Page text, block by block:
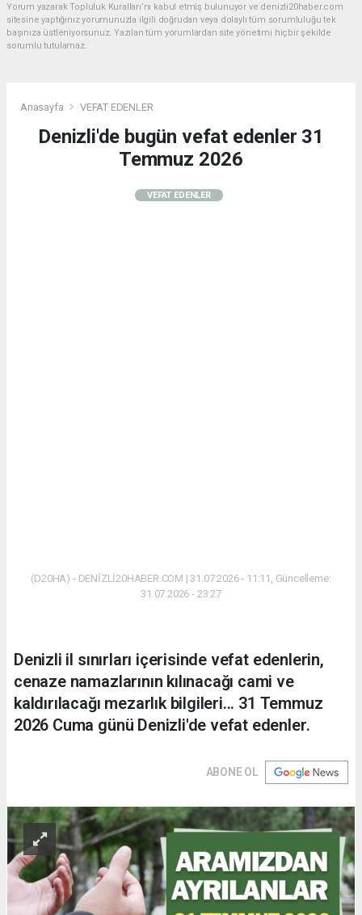
Yorum yazarak Topluluk Kuralları’nı kabul etmiş bulunuyor ve denizli20haber.com
sitesine yaptığınız yorumunuzla ilgili doğrudan veya dolaylı tüm sorumluluğu tek
başınıza üstleniyorsunuz. Yazılan tüm yorumlardan site yönetimi hiçbir şekilde
sorumlu tutulamaz.
Anasayfa VEFAT EDENLER
Denizli'de bugün vefat edenler 31
Temmuz 2026
VEFAT EDENLER
(D20HA) - DENİZLİ20HABER.COM | 31.07.2026 - 11:11, Güncelleme:
31.07.2026 - 23:27
Denizli il sınırları içerisinde vefat edenlerin,
cenaze namazlarının kılınacağı cami ve
kaldırılacağı mezarlık bilgileri... 31 Temmuz
2026 Cuma günü Denizli'de vefat edenler.
ABONE OL